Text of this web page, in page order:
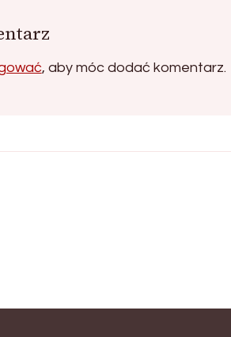
, aby móc dodać komentarz.